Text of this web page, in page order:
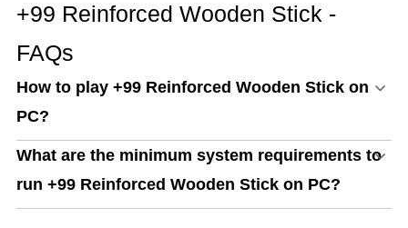
+99 Reinforced Wooden Stick -
FAQs
How to play +99 Reinforced Wooden Stick on
PC?
What are the minimum system requirements to
run +99 Reinforced Wooden Stick on PC?